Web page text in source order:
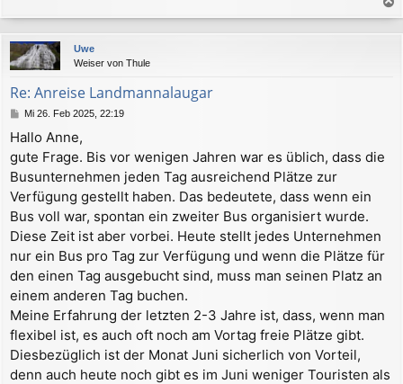
a
c
Uwe
Weiser von Thule
Re: Anreise Landmannalaugar
B
i
t
a
g
Mi 26. Feb 2025, 22:19
Hallo Anne,
gute Frage. Bis vor wenigen Jahren war es üblich, dass die
Busunternehmen jeden Tag ausreichend Plätze zur
Verfügung gestellt haben. Das bedeutete, dass wenn ein
Bus voll war, spontan ein zweiter Bus organisiert wurde.
Diese Zeit ist aber vorbei. Heute stellt jedes Unternehmen
nur ein Bus pro Tag zur Verfügung und wenn die Plätze für
den einen Tag ausgebucht sind, muss man seinen Platz an
einem anderen Tag buchen.
Meine Erfahrung der letzten 2-3 Jahre ist, dass, wenn man
flexibel ist, es auch oft noch am Vortag freie Plätze gibt.
Diesbezüglich ist der Monat Juni sicherlich von Vorteil,
denn auch heute noch gibt es im Juni weniger Touristen als